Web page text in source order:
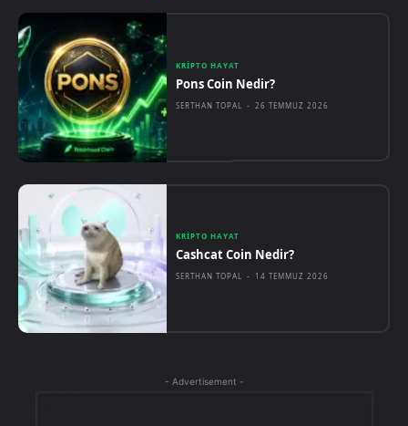
KRIPTO HAYAT
Pons Coin Nedir?
SERTHAN TOPAL - 26 TEMMUZ 2026
KRIPTO HAYAT
Cashcat Coin Nedir?
SERTHAN TOPAL - 14 TEMMUZ 2026
- Advertisement -